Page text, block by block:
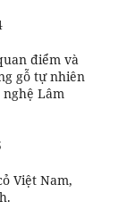
điểm và
gỗ tự nhiên
nghệ Lâm
Việt Nam,